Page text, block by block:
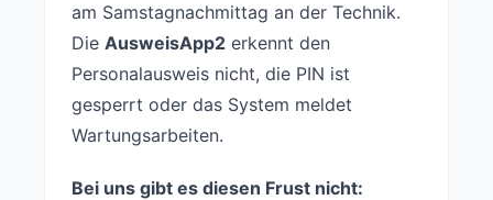
am Samstagnachmittag an der Technik.
Die AusweisApp2 erkennt den
Personalausweis nicht, die PIN ist
gesperrt oder das System meldet
Wartungsarbeiten.
Bei uns gibt es diesen Frust nicht: